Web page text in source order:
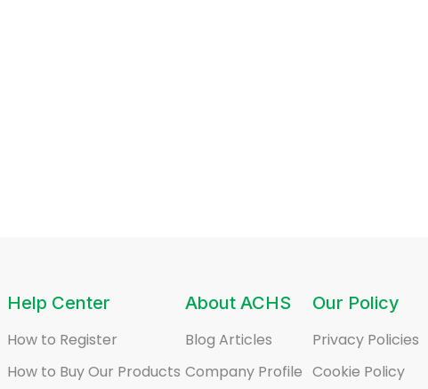
Help Center
How to Register
How to Buy Our Products
About ACHS
Blog Articles
Company Profile
Our Policy
Privacy Policies
Cookie Policy